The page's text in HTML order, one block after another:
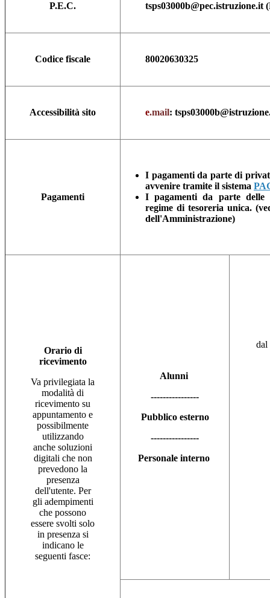
P.E.C.
Codice fiscale 80020630325
Accessibilità sito e.mail:
Pagamenti
I pagamenti da parte di
avvenire tramite il sistema
I pagamenti da parte delle
regime di tesoreria unica.
dell'Amministrazione)
Orario di
ricevimento
Va privilegiata la
modalità di
ricevimento su
appuntamento e
possibilmente
utilizzando
anche soluzioni
digitali che non
prevedono la
presenza
dell'utente. Per
gli adempimenti
che possono
essere svolti solo
in presenza si
indicano le
seguenti fasce:
Alunni
----------------
Pubblico esterno
----------------
Personale interno
dal